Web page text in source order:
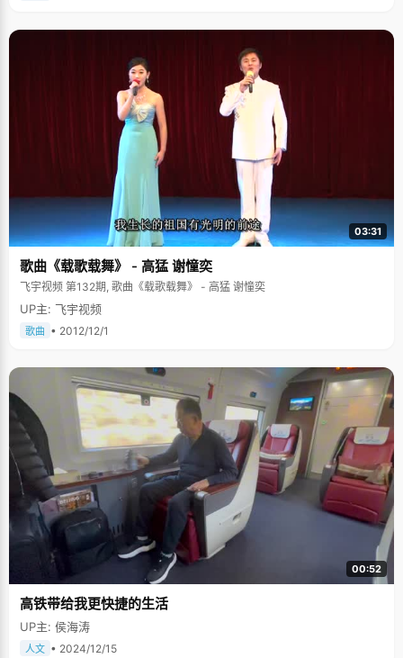
03:31
歌曲《载歌载舞》 - 高猛 谢憧奕
飞宇视频 第132期, 歌曲《载歌载舞》 - 高猛 谢憧奕
UP主: 飞宇视频
歌曲 • 2012/12/1
00:52
高铁带给我更快捷的生活
UP主: 侯海涛
人文 • 2024/12/15